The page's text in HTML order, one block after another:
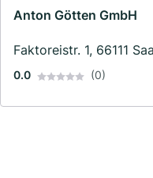
Anton Götten GmbH
Faktoreistr. 1, 66111
0.0 (0)